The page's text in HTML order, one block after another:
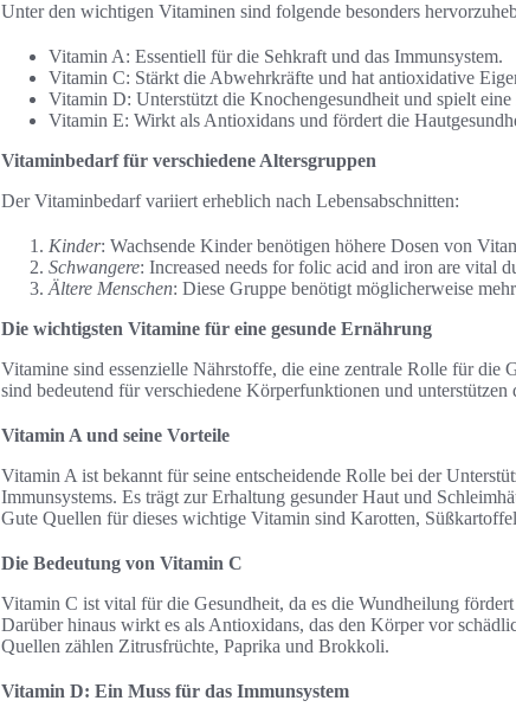
Unter den wichtigen Vitaminen sind folgende besonders
Vitamin A: Essentiell für die Sehkraft und das Immunsystem.
Vitamin C: Stärkt die Abwehrkräfte und hat antioxidative
Vitamin D: Unterstützt die Knochengesundheit und spielt
Vitamin E: Wirkt als Antioxidans und fördert die
Vitaminbedarf für verschiedene Altersgruppen
Der Vitaminbedarf variiert erheblich nach Lebensabschnitten:
Kinder: Wachsende Kinder benötigen höhere Dosen von
Schwangere: Increased needs for folic acid and iron are vital
Ältere Menschen: Diese Gruppe benötigt möglicherweise
Die wichtigsten Vitamine für eine gesunde Ernährung
Vitamine sind essenzielle Nährstoffe, die eine zentrale Rolle für die
sind bedeutend für verschiedene Körperfunktionen und unterstützen
Vitamin A und seine Vorteile
Vitamin A ist bekannt für seine entscheidende Rolle bei der
Immunsystems. Es trägt zur Erhaltung gesunder Haut und
Gute Quellen für dieses wichtige Vitamin sind Karotten,
Die Bedeutung von Vitamin C
Vitamin C ist vital für die Gesundheit, da es die Wundheilung
Darüber hinaus wirkt es als Antioxidans, das den Körper vor
Quellen zählen Zitrusfrüchte, Paprika und Brokkoli.
Vitamin D: Ein Muss für das Immunsystem